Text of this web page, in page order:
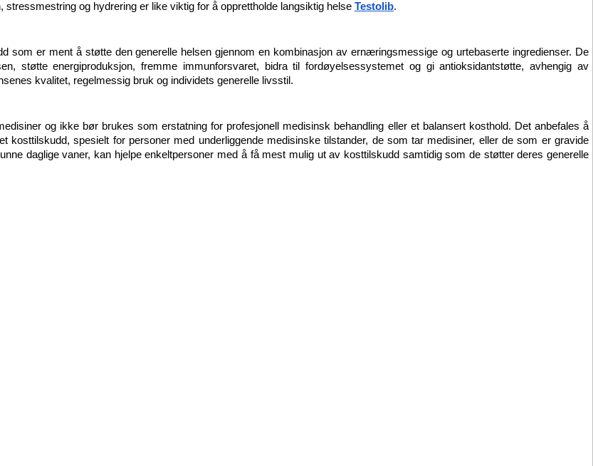
og hydrering er like viktig for å opprettholde langsiktig helse Testolib.
som er ment å støtte den generelle helsen gjennom en kombinasjon av ernæringsmessige og urtebaserte ingredienser. De
støtte energiproduksjon, fremme immunforsvaret, bidra til fordøyelsessystemet og gi antioksidantstøtte, avhengig av
kvalitet, regelmessig bruk og individets generelle livsstil.
og ikke bør brukes som erstatning for profesjonell medisinsk behandling eller et balansert kosthold. Det anbefales å
kosttilskudd, spesielt for personer med underliggende medisinske tilstander, de som tar medisiner, eller de som er gravide
daglige vaner, kan hjelpe enkeltpersoner med å få mest mulig ut av kosttilskudd samtidig som de støtter deres generelle